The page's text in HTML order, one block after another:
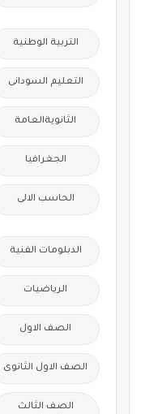
التربية الوطنية
التعليم السودانى
الثانويةالعامة
الجغرافيا
الحاسب الالى
الدبلومات الفنية
الرياضيات
الصف الاول
الصف الاول الثانوى
الصف الثالث